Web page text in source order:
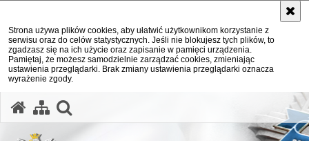
Strona używa plików cookies, aby ułatwić użytkownikom korzystanie z
serwisu oraz do celów statystycznych. Jeśli nie blokujesz tych plików, to
zgadzasz się na ich użycie oraz zapisanie w pamięci urządzenia.
Pamiętaj, że możesz samodzielnie zarządzać cookies, zmieniając
ustawienia przeglądarki. Brak zmiany ustawienia przeglądarki oznacza
wyrażenie zgody.